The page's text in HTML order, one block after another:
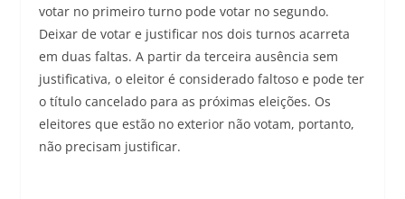
votar no primeiro turno pode votar no segundo.
Deixar de votar e justificar nos dois turnos acarreta
em duas faltas. A partir da terceira ausência sem
justificativa, o eleitor é considerado faltoso e pode ter
o título cancelado para as próximas eleições. Os
eleitores que estão no exterior não votam, portanto,
não precisam justificar.